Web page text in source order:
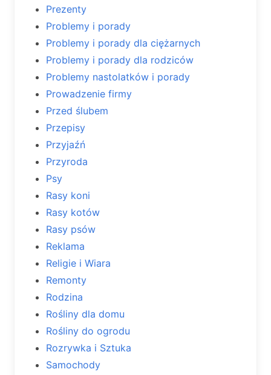
Prezenty
Problemy i porady
Problemy i porady dla ciężarnych
Problemy i porady dla rodziców
Problemy nastolatków i porady
Prowadzenie firmy
Przed ślubem
Przepisy
Przyjaźń
Przyroda
Psy
Rasy koni
Rasy kotów
Rasy psów
Reklama
Religie i Wiara
Remonty
Rodzina
Rośliny dla domu
Rośliny do ogrodu
Rozrywka i Sztuka
Samochody